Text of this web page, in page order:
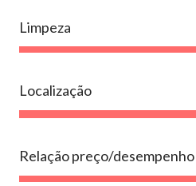
Limpeza
Localização
Relação preço/desempenho